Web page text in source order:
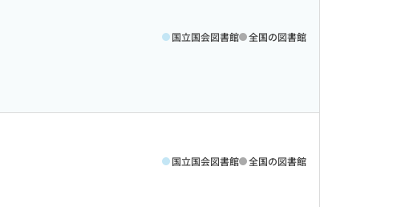
国立国会図書館 全国の図書館
国立国会図書館 全国の図書館